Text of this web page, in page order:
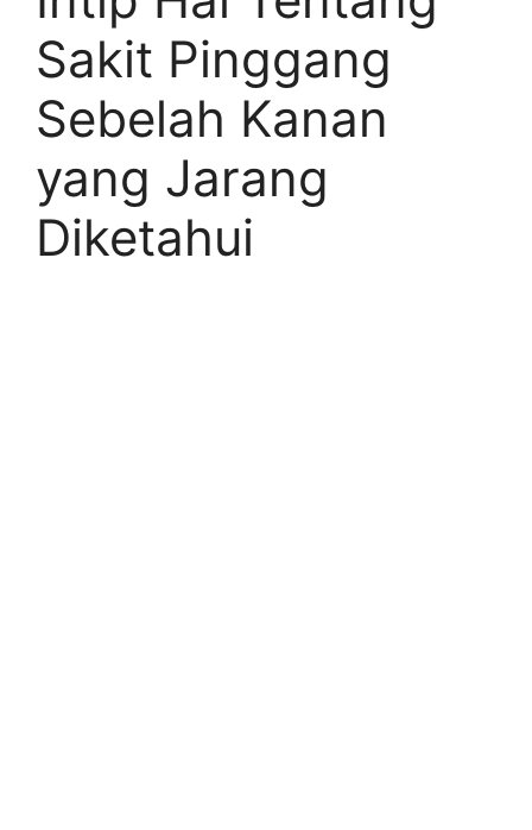
Sakit Pinggang
Sebelah Kanan
yang Jarang
Diketahui